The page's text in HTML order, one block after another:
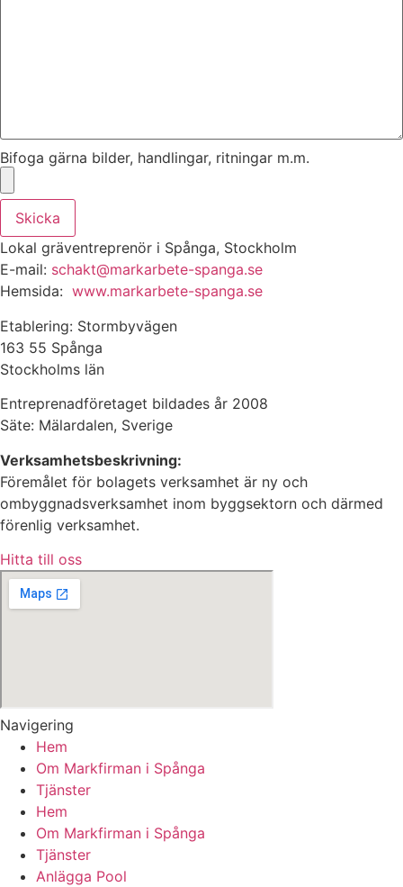
Bifoga gärna bilder, handlingar, ritningar m.m.
Skicka
Lokal gräventreprenör i Spånga, Stockholm
E-mail: schakt@markarbete-spanga.se
Hemsida: www.markarbete-spanga.se
Etablering: Stormbyvägen
163 55 Spånga
Stockholms län
Entreprenadföretaget bildades år 2008
Säte: Mälardalen, Sverige
Verksamhetsbeskrivning:
Föremålet för bolagets verksamhet är ny och
ombyggnadsverksamhet inom byggsektorn och därmed
förenlig verksamhet.
Hitta till oss
Navigering
Hem
Om Markfirman i Spånga
Tjänster
Hem
Om Markfirman i Spånga
Tjänster
Anlägga Pool